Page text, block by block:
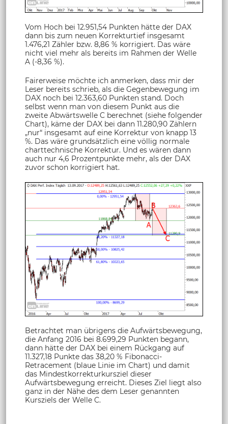
Vom Hoch bei 12.951,54 Punkten hätte der DAX
dann bis zum neuen Korrekturtief insgesamt
1.476,21 Zähler bzw. 8,86 % korrigiert. Das wäre
nicht viel mehr als bereits im Rahmen der Welle
A (-8,36 %).
Fairerweise möchte ich anmerken, dass mir der
Leser bereits schrieb, als die Gegenbewegung im
DAX noch bei 12.363,60 Punkten stand. Doch
selbst wenn man von diesem Punkt aus die
zweite Abwärtswelle C berechnet (siehe folgender
Chart), käme der DAX bei dann 11.280,90 Zählern
„nur“ insgesamt auf eine Korrektur von knapp 13
%. Das wäre grundsätzlich eine völlig normale
charttechnische Korrektur. Und es wären dann
auch nur 4,6 Prozentpunkte mehr, als der DAX
zuvor schon korrigiert hat.
Betrachtet man übrigens die Aufwärtsbewegung,
die Anfang 2016 bei 8.699,29 Punkten begann,
dann hätte der DAX bei einem Rückgang auf
11.327,18 Punkte das 38,20 % Fibonacci-
Retracement (blaue Linie im Chart) und damit
das Mindestkorrekturkursziel dieser
Aufwärtsbewegung erreicht. Dieses Ziel liegt also
ganz in der Nähe des dem Leser genannten
Kursziels der Welle C.